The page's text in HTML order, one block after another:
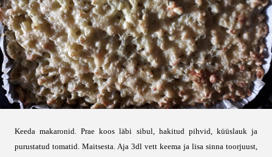
Keeda makaronid. Prae koos läbi sibul, hakitud pihvid, küüslauk ja
purustatud tomatid. Maitsesta. Aja 3dl vett keema ja lisa sinna toorjuust,